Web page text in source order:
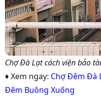
Chợ Đà Lạt cách viện bảo
♦ Xem ngay: Chợ Đêm Đà
Đêm Buông Xuống